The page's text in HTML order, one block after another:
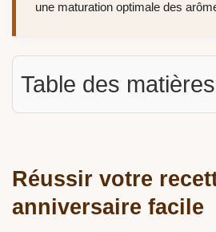
une maturation optimale des
Table des matières
Réussir votre
anniversaire facile